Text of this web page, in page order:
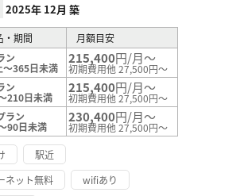
2025年 12月 築
・期間
月額目安
ン
365日未満
215,400円/月～
初期費用他 27,500円～
ン
210日未満
215,400円/月～
初期費用他 27,500円～
ラン
90日未満
230,400円/月～
初期費用他 27,500円～
駅近
ネット無料
wifiあり